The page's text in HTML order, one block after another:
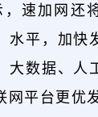
速加网还
水平，加快
大数据、人
平台更优